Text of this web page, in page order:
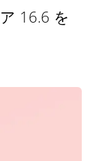
16.6 を